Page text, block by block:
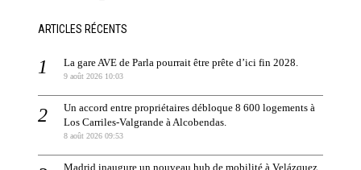
ARTICLES RÉCENTS
La gare AVE de Parla pourrait être prête d’ici fin 2028.
9 août 2026 10:03
Un accord entre propriétaires débloque 8 600 logements à
Los Carriles-Valgrande à Alcobendas.
8 août 2026 09:53